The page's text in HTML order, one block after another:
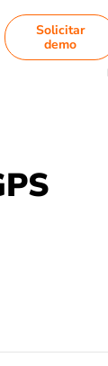
Solicitar
demo